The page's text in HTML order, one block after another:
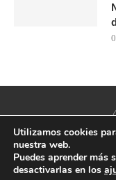
@2021 - All Right
Utilizamos cookies
nuestra web.
Puedes aprender más
desactivarlas en los